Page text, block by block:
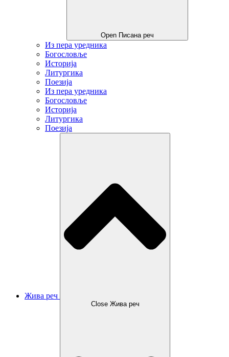
Open Писана реч
Из пера уредника
Богословље
Историја
Литургика
Поезија
Из пера уредника
Богословље
Историја
Литургика
Поезија
Жива реч
Close Жива реч